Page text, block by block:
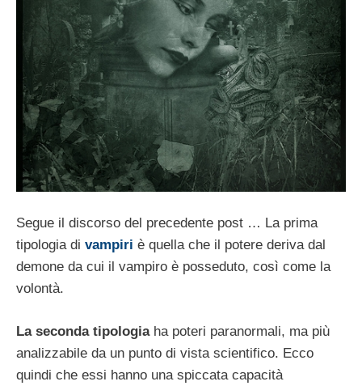
Segue il discorso del precedente post … La prima
tipologia di vampiri è quella che il potere deriva dal
demone da cui il vampiro è posseduto, così come la
volontà.
La seconda tipologiaha poteri paranormali, ma più
analizzabile da un punto di vista scientifico. Ecco
quindi che essi hanno una spiccata capacità